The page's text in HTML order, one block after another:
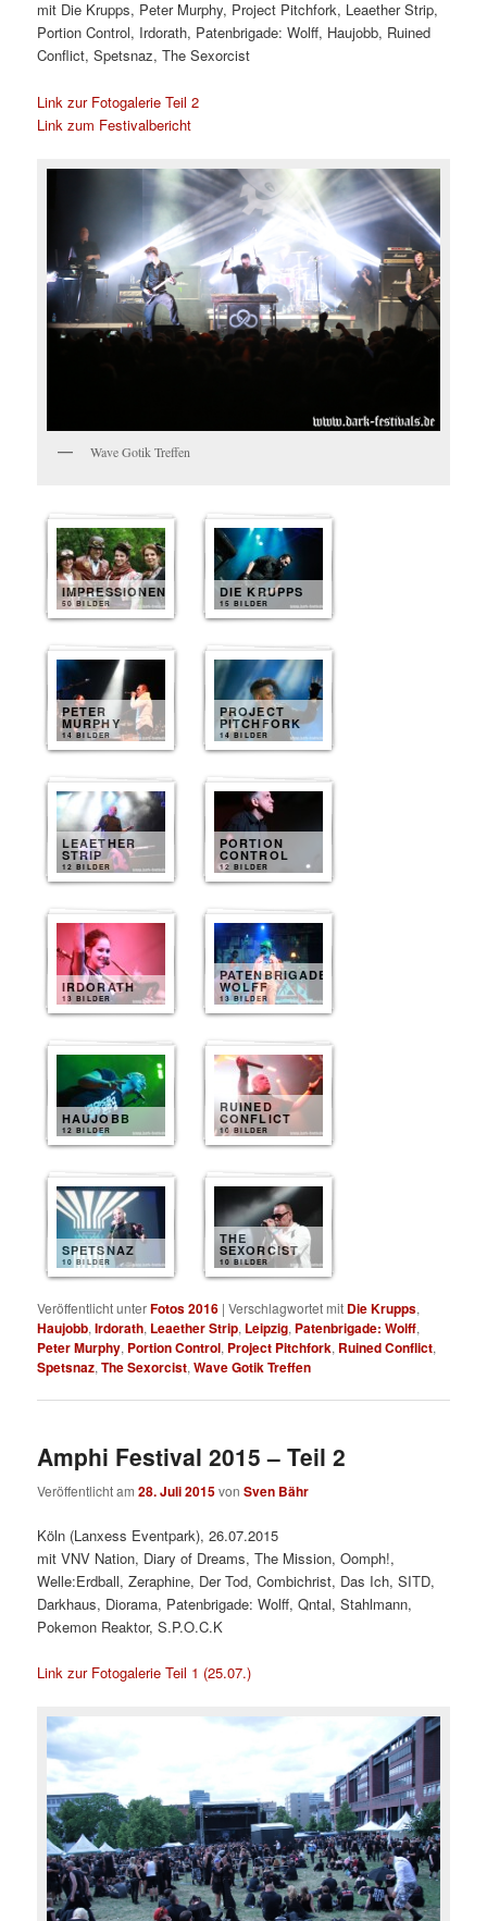
mit Die Krupps, Peter Murphy, Project Pitchfork, Leaether Strip,
Portion Control, Irdorath, Patenbrigade: Wolff, Haujobb, Ruined
Conflict, Spetsnaz, The Sexorcist
Link zur Fotogalerie Teil 2
Link zum Festivalbericht
Wave Gotik Treffen
IMPRESSIONEN
50 BILDER
DIE KRUPPS
15 BILDER
PETER
MURPHY
14 BILDER
PROJECT
PITCHFORK
14 BILDER
LEAETHER
STRIP
12 BILDER
PORTION
CONTROL
12 BILDER
IRDORATH
13 BILDER
PATENBRIGADE
WOLFF
13 BILDER
HAUJOBB
12 BILDER
RUINED
CONFLICT
10 BILDER
SPETSNAZ
10 BILDER
THE
SEXORCIST
10 BILDER
Veröffentlicht unterFotos 2016 |Verschlagwortet mit Die Krupps,
Haujobb,Irdorath, Leaether Strip, Leipzig, Patenbrigade: Wolff,
Peter Murphy, Portion Control, Project Pitchfork, Ruined Conflict,
Spetsnaz,The Sexorcist,Wave Gotik Treffen
Amphi Festival 2015 – Teil 2
Veröffentlicht am28. Juli 2015vonSven Bähr
Köln (Lanxess Eventpark), 26.07.2015
mit VNV Nation, Diary of Dreams, The Mission, Oomph!,
Welle:Erdball, Zeraphine, Der Tod, Combichrist, Das Ich, SITD,
Darkhaus, Diorama, Patenbrigade: Wolff, Qntal, Stahlmann,
Pokemon Reaktor, S.P.O.C.K
Link zur Fotogalerie Teil 1 (25.07.)